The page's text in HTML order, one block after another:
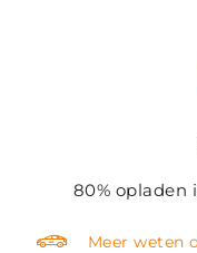
80% opladen
Meer weten